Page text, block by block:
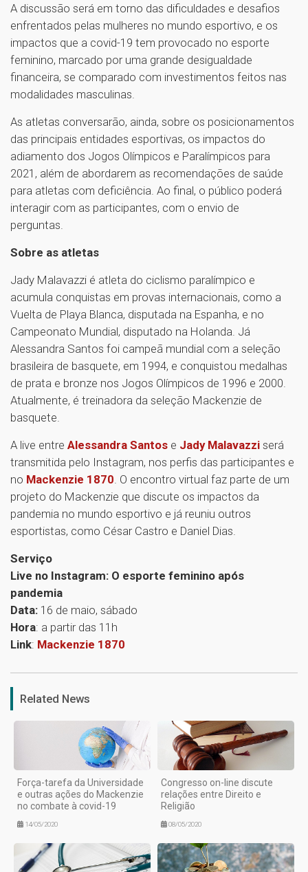
A discussão será em torno das dificuldades e desafios
enfrentados pelas mulheres no mundo esportivo, e os
impactos que a covid-19 tem provocado no esporte
feminino, marcado por uma grande desigualdade
financeira, se comparado com investimentos feitos nas
modalidades masculinas.
As atletas conversarão, ainda, sobre os posicionamentos
das principais entidades esportivas, os impactos do
adiamento dos Jogos Olímpicos e Paralímpicos para
2021, além de abordarem as recomendações de saúde
para atletas com deficiência. Ao final, o público poderá
interagir com as participantes, com o envio de
perguntas.
Sobre as atletas
Jady Malavazzi é atleta do ciclismo paralímpico e
acumula conquistas em provas internacionais, como a
Vuelta de Playa Blanca, disputada na Espanha, e no
Campeonato Mundial, disputado na Holanda. Já
Alessandra Santos foi campeã mundial com a seleção
brasileira de basquete, em 1994, e conquistou medalhas
de prata e bronze nos Jogos Olímpicos de 1996 e 2000.
Atualmente, é treinadora da seleção Mackenzie de
basquete.
A live entre Alessandra Santos e Jady Malavazzi será
transmitida pelo Instagram, nos perfis das participantes e
no Mackenzie 1870 . O encontro virtual faz parte de um
projeto do Mackenzie que discute os impactos da
pandemia no mundo esportivo e já reuniu outros
esportistas, como César Castro e Daniel Dias.
Serviço
Live no Instagram: O esporte feminino após
pandemia
Data: 16 de maio, sábado
Hora: a partir das 11h
Link: Mackenzie 1870
Related News
Força-tarefa da Universidade
e outras ações do Mackenzie
no combate à covid-19
14/05/2020
Congresso on-line discute
relações entre Direito e
Religião
08/05/2020